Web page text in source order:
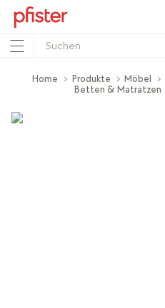
Home Produkte Möbel
Betten & Matratzen